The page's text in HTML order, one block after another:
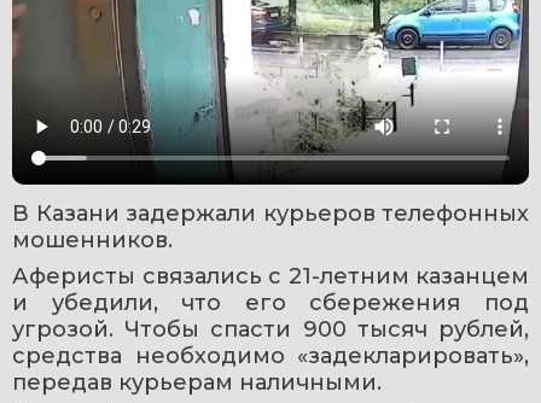
В Казани задержали курьеров телефонных
мошенников.
Аферисты связались с 21-летним казанцем
и убедили, что его сбережения под
угрозой. Чтобы спасти 900 тысяч рублей,
средства необходимо «задекларировать»,
передав курьерам наличными.